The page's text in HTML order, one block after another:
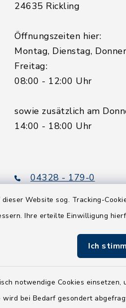
Website sog. Tracking-
Ihre erteilte Einwilligung
Ich
notwendige Cookies
wird bei Bedarf gesondert
24635 Rickling
Öffnungszeiten hier:
Montag, Dienstag,
Freitag:
08:00 - 12:00 Uhr
sowie zusätzlich am
14:00 - 18:00 Uhr
04328 - 179-0
rickling.de